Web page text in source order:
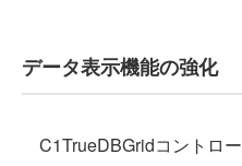
データ表示機能の強化
C1TrueDBGridコントロ